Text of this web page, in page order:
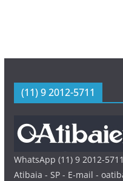
(11) 9 2012-5711
WhatsApp (11) 9 2012-5711
Atibaia - SP - E-mail -